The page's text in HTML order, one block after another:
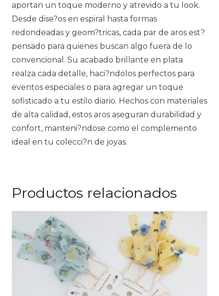
aportan un toque moderno y atrevido a tu look.
Desde dise?os en espiral hasta formas
redondeadas y geom?tricas, cada par de aros est?
pensado para quienes buscan algo fuera de lo
convencional. Su acabado brillante en plata
realza cada detalle, haci?ndolos perfectos para
eventos especiales o para agregar un toque
sofisticado a tu estilo diario. Hechos con materiales
de alta calidad, estos aros aseguran durabilidad y
confort, manteni?ndose como el complemento
ideal en tu colecci?n de joyas.
Productos relacionados